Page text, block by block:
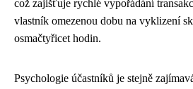
což zajišťuje rychlé vypořádání
vlastník omezenou dobu na vyklizení
osmačtyřicet hodin.
Psychologie účastníků je stejně